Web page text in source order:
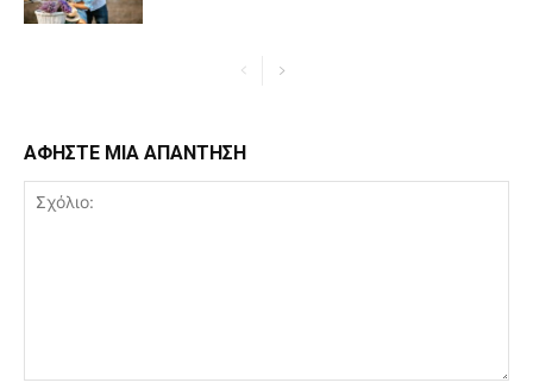
ΑΦΗΣΤΕ ΜΙΑ ΑΠΑΝΤΗΣΗ